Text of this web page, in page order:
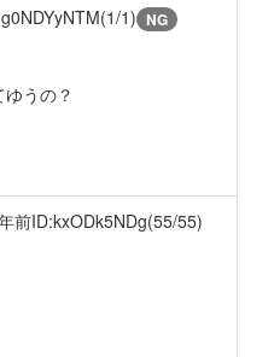
1) NG
うの？
前ID:kxODk5NDg(55/55)